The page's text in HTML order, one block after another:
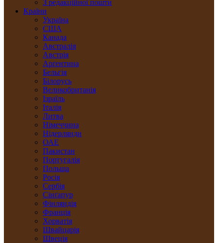
З редакційної пошти
Країни
Україна
США
Канада
Австралія
Австрія
Арґентина
Бельгія
Білорусь
Великобританія
Ізраїль
Італія
Литва
Німеччина
Нідерлянди
ОАЕ
Пакистан
Португалія
Польща
Росія
Сербія
Сінґапур
Фінляндія
Франція
Хорватія
Швайцарія
Швеція